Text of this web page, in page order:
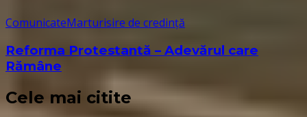
ComunicateMarturisire de credință
Reforma Protestantă – Adevărul care
Rămâne
Cele mai citite